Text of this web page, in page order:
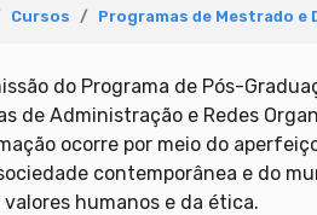
Cursos Programas de Mestrado
do Programa de Pós-
de Administração e Redes
ocorre por meio do
contemporânea e do
valores humanos e da ética.